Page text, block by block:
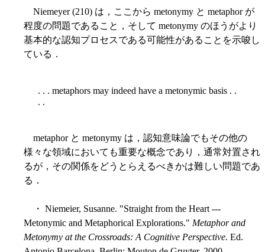
Niemeyer (210) は，ここから metonymy と metaphor が
程度の問題であること，そして metonymy のほうがより
基本的な認知プロセスである可能性があることを示唆し
ている．
. . . metaphors may indeed have a metonymic basis . .
. .
metaphor と metonymy は，認知意味論でもその他の
様々な領域においても重要な概念であり，通常対置され
るが，その関係をどうとらえるべきかは難しい問題であ
る．
・ Niemeier, Susanne. "Straight from the Heart ---
Metonymic and Metaphorical Explorations." Metaphor and
Metonymy at the Crossroads: A Cognitive Perspective. Ed.